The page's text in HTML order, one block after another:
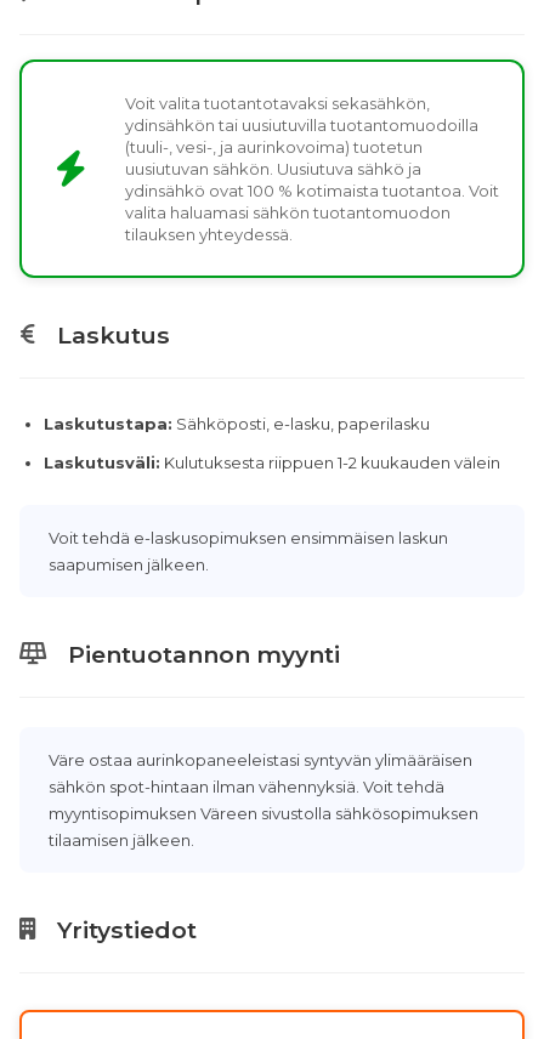
Voit valita tuotantotavaksi sekasähkön,
ydinsähkön tai uusiutuvilla tuotantomuodoilla
(tuuli-, vesi-, ja aurinkovoima) tuotetun
uusiutuvan sähkön. Uusiutuva sähkö ja
ydinsähkö ovat 100 % kotimaista tuotantoa. Voit
valita haluamasi sähkön tuotantomuodon
tilauksen yhteydessä.
Laskutus
Laskutustapa: Sähköposti, e-lasku, paperilasku
Laskutusväli: Kulutuksesta riippuen 1-2 kuukauden välein
Voit tehdä e-laskusopimuksen ensimmäisen laskun
saapumisen jälkeen.
Pientuotannon myynti
Väre ostaa aurinkopaneeleistasi syntyvän ylimääräisen
sähkön spot-hintaan ilman vähennyksiä. Voit tehdä
myyntisopimuksen Väreen sivustolla sähkösopimuksen
tilaamisen jälkeen.
Yritystiedot